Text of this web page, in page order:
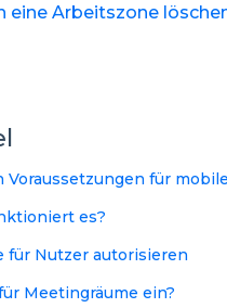
eine Arbeitszone
für
es?
für Nutzer autorisieren
Meetingräume ein?